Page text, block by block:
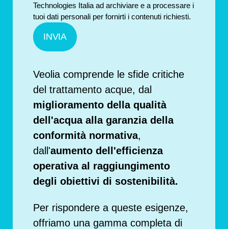
Veolia comprende le sfide critiche
del trattamento acque, dal
miglioramento della qualità
dell'acqua alla garanzia della
conformità normativa,
dall'aumento dell'efficienza
operativa al raggiungimento
degli obiettivi di sostenibilità.
Per rispondere a queste esigenze,
offriamo una gamma completa di
Technologies Italia ad archiviare e a processare i
tuoi dati personali per fornirti i contenuti richiesti.